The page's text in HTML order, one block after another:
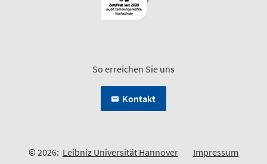
So erreichen Sie uns
Kontakt
© 2026: Leibniz Universität Hannover Impressum